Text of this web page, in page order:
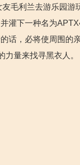
毛利兰去游乐园游
灌下一种名为
话，必将使周围的
量来找寻黑衣人。